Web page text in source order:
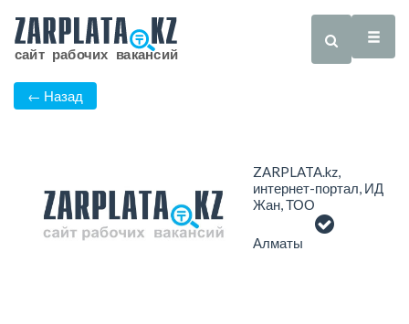
← Назад
ZARPLATA.kz,
интернет-портал, ИД
Жан, ТОО
Алматы